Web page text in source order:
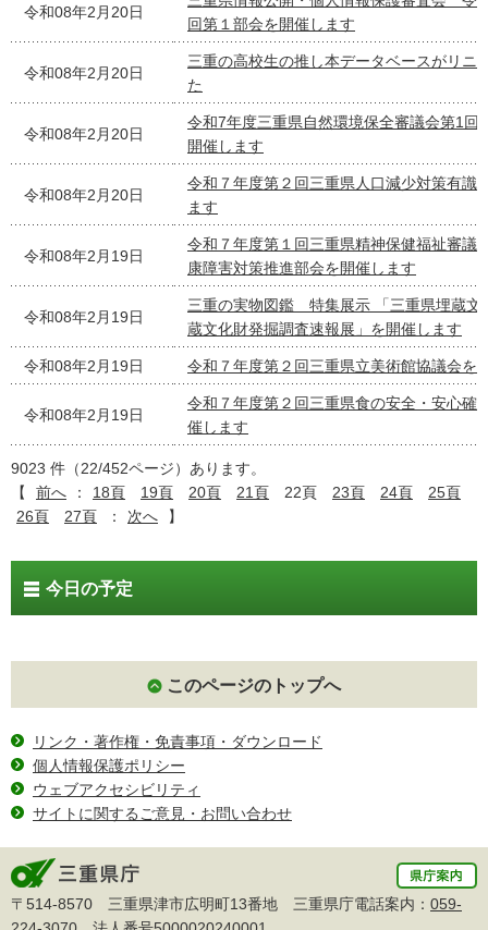
令和08年2月20日
回第１部会を開催します
令和08年2月20日
三重の高校生の推し本データベースがリニ
た
令和08年2月20日
令和7年度三重県自然環境保全審議会第1回
開催します
令和08年2月20日
令和７年度第２回三重県人口減少対策有識
ます
令和08年2月19日
令和７年度第１回三重県精神保健福祉審議
康障害対策推進部会を開催します
令和08年2月19日
三重の実物図鑑 特集展示 「三重県埋蔵文
蔵文化財発掘調査速報展」を開催します
令和08年2月19日 令和７年度第２回三重県立美術館協議会を
令和08年2月19日
令和７年度第２回三重県食の安全・安心確
催します
9023 件（22/452ページ）あります。
【
前へ ： 18頁 19頁 20頁 21頁 22頁 23頁 24頁
25頁
26頁
27頁 ： 次へ 】
今日の予定
このページのトップへ
リンク・著作権・免責事項・ダウンロード
個人情報保護ポリシー
ウェブアクセシビリティ
サイトに関するご意見・お問い合わせ
〒514-8570 三重県津市広明町13番地 三重県庁電話案内： 059-